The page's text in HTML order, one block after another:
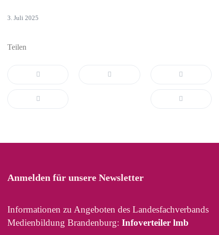
3. Juli 2025
Teilen
Anmelden für unsere Newsletter
Informationen zu Angeboten des Landesfachverbands
Medienbildung Brandenburg: Infoverteiler lmb